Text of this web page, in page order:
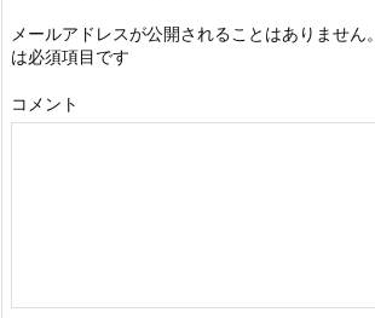
メールアドレスが公開されることはありません。
は必須項目です
コメント